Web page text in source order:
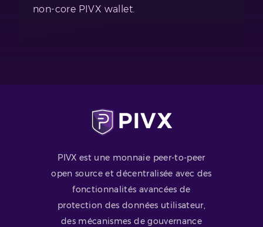
non-core PIVX wallet.
PIVX est une monnaie peer-to-peer
open source et décentralisée avec des
fonctionnalités avancées de
protection des données utilisateur,
des mécanismes de gouvernance